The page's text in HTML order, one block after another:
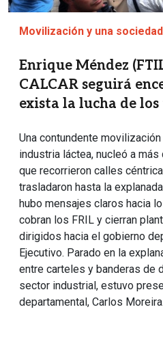
Movilización y una
Enrique Méndez
CALCAR seguirá
exista la lucha de los
Una contundente
industria láctea, nucleó a
que recorrieron calles
trasladaron hasta la
hubo mensajes claros hacia
cobran los FRIL y cierran
dirigidos hacia el gobierno
Ejecutivo. Parado en la
entre carteles y banderas de
sector industrial, estuvo
departamental, Carlos